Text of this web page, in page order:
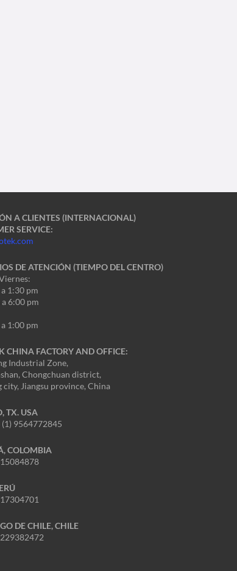
A CLIENTES (INTERNACIONAL)
SERVICE:
DE ATENCIÓN (TIEMPO DEL CENTRO)
1:30 pm
6:00 pm
1:00 pm
CHINA FACTORY AND OFFICE:
Industrial Zone,
Chongchuan district,
city, Jiangsu province, China
TX. USA
(1) 9564772845
COLOMBIA
DE CHILE, CHILE